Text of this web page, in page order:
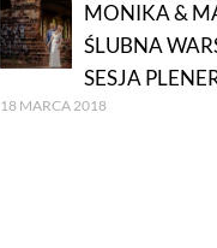
MONIKA &
ŚLUBNA
SESJA
18 MARCA 2018